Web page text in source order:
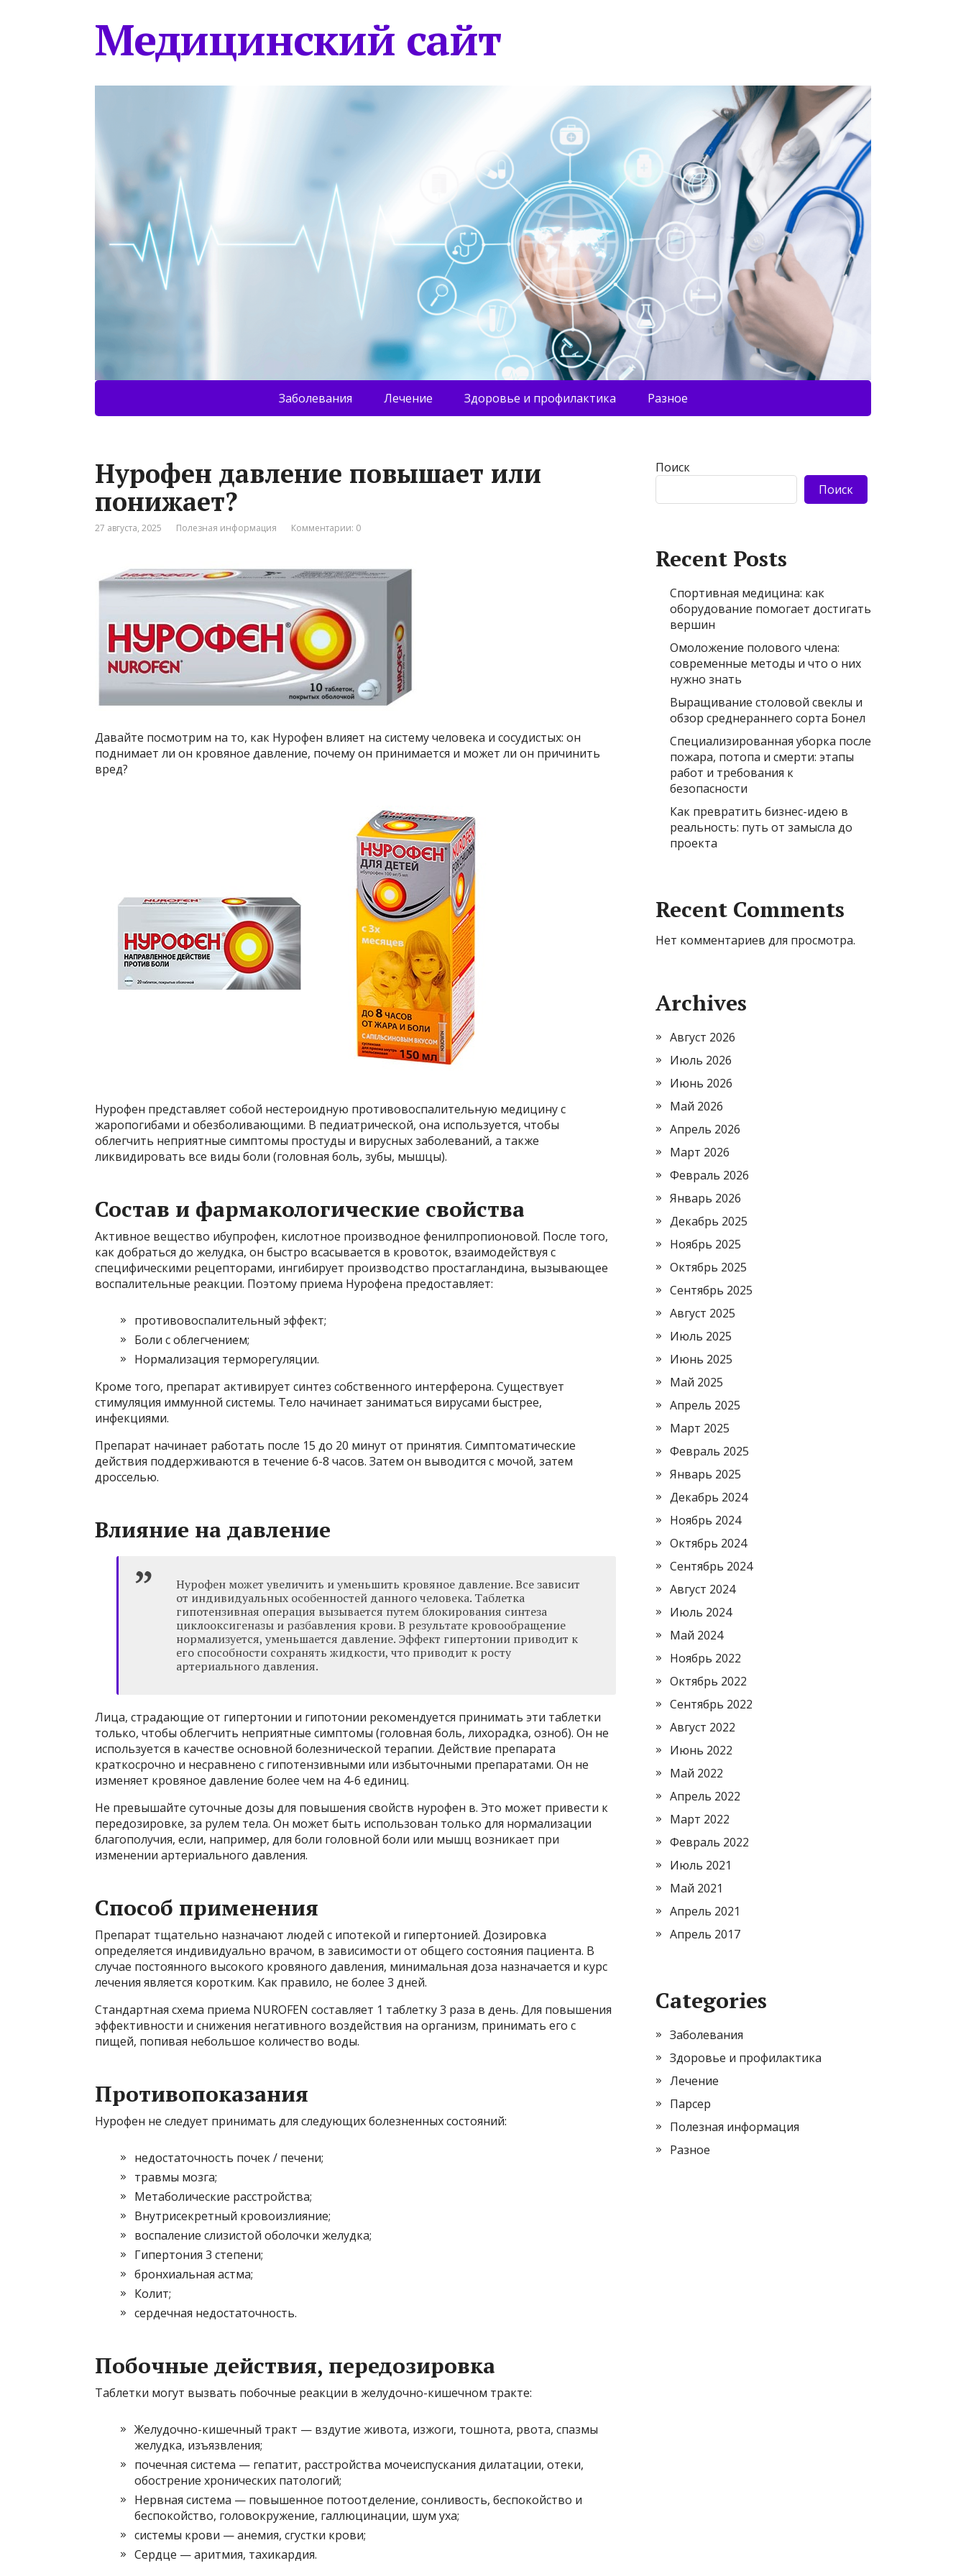
Медицинский сайт
Заболевания Лечение Здоровье и профилактика Разное
Нурофен давление повышает или
понижает?
27 августа, 2025 Полезная информация Комментарии: 0
Давайте посмотрим на то, как Нурофен влияет на систему человека и сосудистых: он
поднимает ли он кровяное давление, почему он принимается и может ли он причинить
вред?
Нурофен представляет собой нестероидную противовоспалительную медицину с
жаропогибами и обезболивающими. В педиатрической, она используется, чтобы
облегчить неприятные симптомы простуды и вирусных заболеваний, а также
ликвидировать все виды боли (головная боль, зубы, мышцы).
Состав и фармакологические свойства
Активное вещество ибупрофен, кислотное производное фенилпропионовой. После того,
как добраться до желудка, он быстро всасывается в кровоток, взаимодействуя с
специфическими рецепторами, ингибирует производство простагландина, вызывающее
воспалительные реакции. Поэтому приема Нурофена предоставляет:
противовоспалительный эффект;
Боли с облегчением;
Нормализация терморегуляции.
Кроме того, препарат активирует синтез собственного интерферона. Существует
стимуляция иммунной системы. Тело начинает заниматься вирусами быстрее,
инфекциями.
Препарат начинает работать после 15 до 20 минут от принятия. Симптоматические
действия поддерживаются в течение 6-8 часов. Затем он выводится с мочой, затем
дросселью.
Влияние на давление
Нурофен может увеличить и уменьшить кровяное давление. Все зависит
от индивидуальных особенностей данного человека. Таблетка
гипотензивная операция вызывается путем блокирования синтеза
циклооксигеназы и разбавления крови. В результате кровообращение
нормализуется, уменьшается давление. Эффект гипертонии приводит к
его способности сохранять жидкости, что приводит к росту
артериального давления.
Лица, страдающие от гипертонии и гипотонии рекомендуется принимать эти таблетки
только, чтобы облегчить неприятные симптомы (головная боль, лихорадка, озноб). Он не
используется в качестве основной болезнической терапии. Действие препарата
краткосрочно и несравнено с гипотензивными или избыточными препаратами. Он не
изменяет кровяное давление более чем на 4-6 единиц.
Не превышайте суточные дозы для повышения свойств нурофен в. Это может привести к
передозировке, за рулем тела. Он может быть использован только для нормализации
благополучия, если, например, для боли головной боли или мышц возникает при
изменении артериального давления.
Способ применения
Препарат тщательно назначают людей с ипотекой и гипертонией. Дозировка
определяется индивидуально врачом, в зависимости от общего состояния пациента. В
случае постоянного высокого кровяного давления, минимальная доза назначается и курс
лечения является коротким. Как правило, не более 3 дней.
Стандартная схема приема NUROFEN составляет 1 таблетку 3 раза в день. Для повышения
эффективности и снижения негативного воздействия на организм, принимать его с
пищей, попивая небольшое количество воды.
Противопоказания
Нурофен не следует принимать для следующих болезненных состояний:
недостаточность почек / печени;
травмы мозга;
Метаболические расстройства;
Внутрисекретный кровоизлияние;
воспаление слизистой оболочки желудка;
Гипертония 3 степени;
бронхиальная астма;
Колит;
сердечная недостаточность.
Побочные действия, передозировка
Таблетки могут вызвать побочные реакции в желудочно-кишечном тракте:
Желудочно-кишечный тракт — вздутие живота, изжоги, тошнота, рвота, спазмы
желудка, изъязвления;
почечная система — гепатит, расстройства мочеиспускания дилатации, отеки,
обострение хронических патологий;
Нервная система — повышенное потоотделение, сонливость, беспокойство и
беспокойство, головокружение, галлюцинации, шум уха;
системы крови — анемия, сгустки крови;
Сердце — аритмия, тахикардия.
Поиск
Поиск
Recent Posts
Спортивная медицина: как
оборудование помогает достигать
вершин
Омоложение полового члена:
современные методы и что о них
нужно знать
Выращивание столовой свеклы и
обзор среднераннего сорта Бонел
Специализированная уборка после
пожара, потопа и смерти: этапы
работ и требования к
безопасности
Как превратить бизнес-идею в
реальность: путь от замысла до
проекта
Recent Comments
Нет комментариев для просмотра.
Archives
Август 2026
Июль 2026
Июнь 2026
Май 2026
Апрель 2026
Март 2026
Февраль 2026
Январь 2026
Декабрь 2025
Ноябрь 2025
Октябрь 2025
Сентябрь 2025
Август 2025
Июль 2025
Июнь 2025
Май 2025
Апрель 2025
Март 2025
Февраль 2025
Январь 2025
Декабрь 2024
Ноябрь 2024
Октябрь 2024
Сентябрь 2024
Август 2024
Июль 2024
Май 2024
Ноябрь 2022
Октябрь 2022
Сентябрь 2022
Август 2022
Июнь 2022
Май 2022
Апрель 2022
Март 2022
Февраль 2022
Июль 2021
Май 2021
Апрель 2021
Апрель 2017
Categories
Заболевания
Здоровье и профилактика
Лечение
Парсер
Полезная информация
Разное